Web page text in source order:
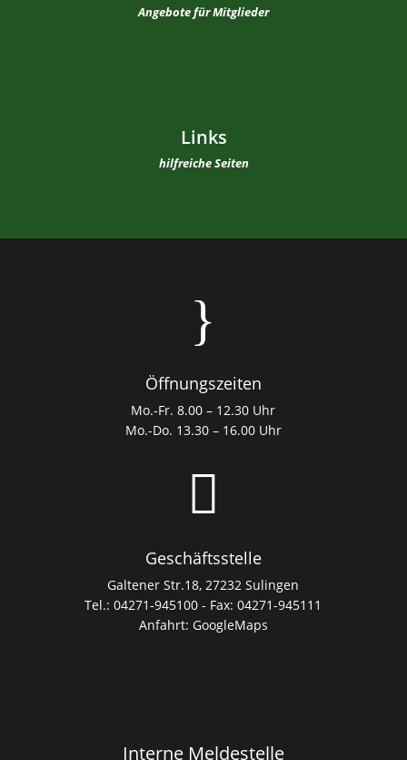
Angebote für Mitglieder
Links
hilfreiche Seiten
}
Öffnungszeiten
Mo.-Fr. 8.00 – 12.30 Uhr
Mo.-Do. 13.30 – 16.00 Uhr

Geschäftsstelle
Galtener Str.18, 27232 Sulingen
Tel.: 04271-945100 - Fax: 04271-945111
Anfahrt: GoogleMaps
Interne Meldestelle